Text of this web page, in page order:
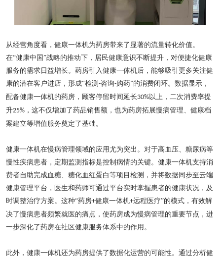
从经营角度看，健康一体机为药房带来了显著的流量转化价值。
在“健康中国”战略的推动下，居民健康意识不断提升，对便捷化健康
服务的需求日益增长。药房引入健康一体机后，能够吸引更多关注健
康的潜在客户进店，形成“检测 -咨询-购药”的消费闭环。数据显示，
配备健康一体机的药房，顾客停留时间延长30%以上，二次消费率提
升25% ，这不仅增加了药品销售额，也为药房拓展慢病管理、健康档
案建立等增值服务奠定了基础。
健康一体机在慢病管理领域的应用尤为突出。对于高血压、糖尿病等
慢性疾病患者，定期监测指标是控制病情的关键。健康一体机支持消
费者自助完成血糖、糖化血红蛋白等项目检测，并将数据同步至云端
健康管理平台，医生和药师可通过平台实时掌握患者的健康状况，及
时调整治疗方案。这种“药房+健康一体机+远程医疗”的模式，有效解
决了慢病患者频繁就医的痛点，使药房成为慢病管理的重要节点，进
一步深化了药房在社区健康服务体系中的作用。
此外，健康一体机还为药房提供了数据化运营的可能性。通过分析健